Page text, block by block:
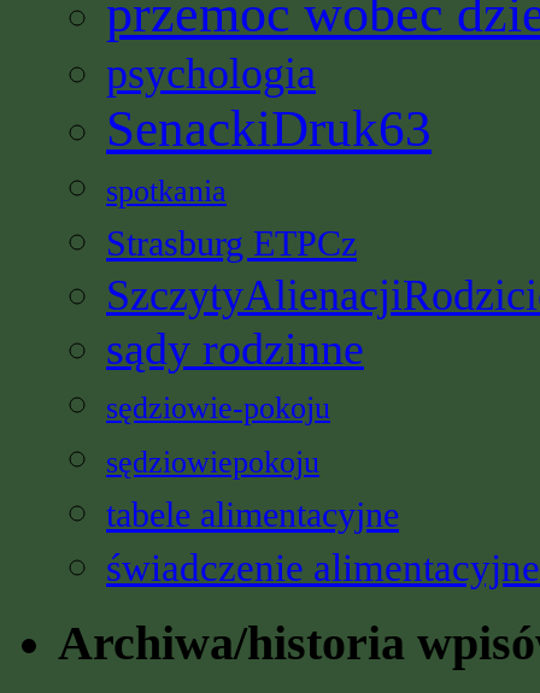
przemoc wobec
psychologia
SenackiDruk63
spotkania
Strasburg ETPCz
sądy rodzinne
sędziowie-pokoju
sędziowiepokoju
tabele alimentacyjne
świadczenie alimentacyjne
Archiwa/historia